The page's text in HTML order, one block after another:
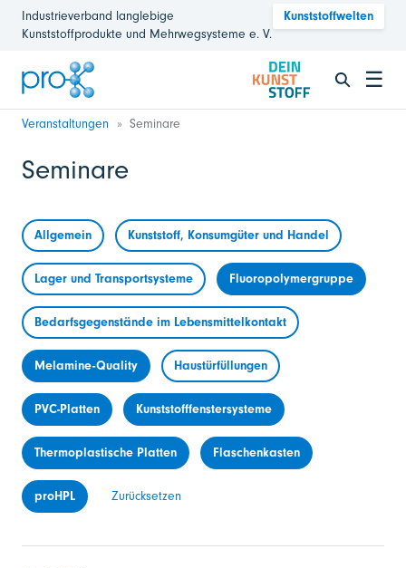
Industrieverband langlebige
Kunststoffprodukte und Mehrwegsysteme e. V.
Kunststoffwelten
☰
Veranstaltungen Seminare
Seminare
Allgemein Kunststoff, Konsumgüter und Handel
Lager und Transportsysteme Fluoropolymergruppe
Bedarfsgegenstände im Lebensmittelkontakt
Melamine-Quality Haustürfüllungen
PVC-Platten Kunststofffenstersysteme
Thermoplastische Platten Flaschenkasten
proHPL Zurücksetzen